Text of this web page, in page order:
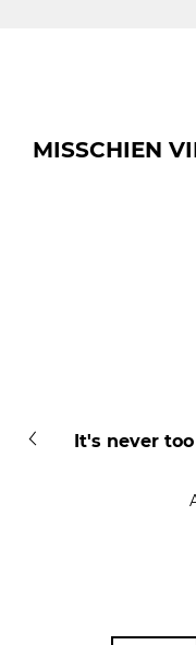
PHENOXYETHANOL,
PROPYLPARABEN,
GERANIOL, CITRUS
MISSCHIEN
It's never